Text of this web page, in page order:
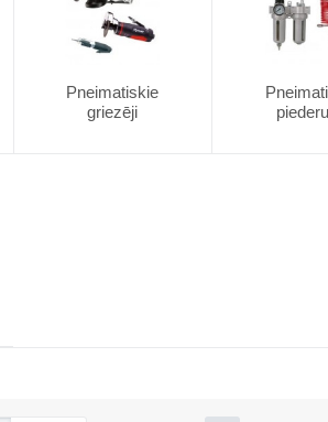
Pneimatiskie
griezēji